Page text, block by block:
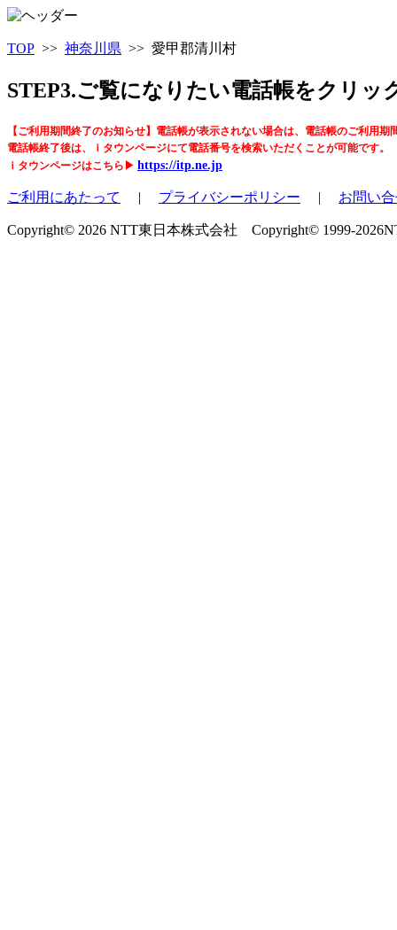
TOP >> 神奈川県 >> 愛甲郡清川村
STEP3.ご覧になりたい電話帳をクリッ
【ご利用期間終了のお知らせ】電話帳が表示されない場合は、電話帳のご利用期
電話帳終了後は、ｉタウンページにて電話番号を検索いただくことが可能です。
ｉタウンページはこちら▶ https://itp.ne.jp
ご利用にあたって | プライバシーポリシー | お問い
Copyright© 2026 NTT東日本株式会社 Copyright© 1999-